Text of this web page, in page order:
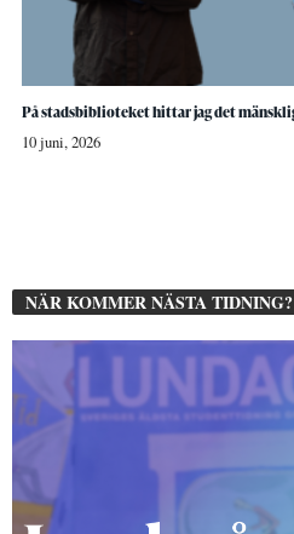
På stadsbiblioteket hittar jag det
10 juni, 2026
NÄR KOMMER NÄSTA TIDNING?